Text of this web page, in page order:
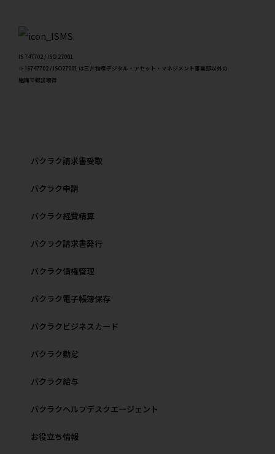
IS 747702 / ISO 27001
※ IS747702 / ISO27001 は三井物産デジタル・アセット・マネジメント事業部以外の
組織で認証取得
バクラク請求書受取
バクラク申請
バクラク経費精算
バクラク請求書発行
バクラク債権管理
バクラク電子帳簿保存
バクラクビジネスカード
バクラク勤怠
バクラク給与
バクラクヘルプデスクエージェント
お役立ち情報